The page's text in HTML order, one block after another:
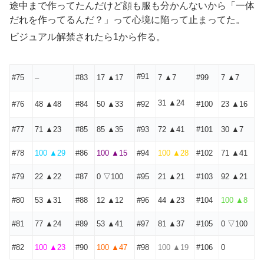
途中まで作ってたんだけど顔も服も分かんないから「一体
だれを作ってるんだ？」って心境に陥って止まってた。
ビジュアル解禁されたら1から作る。
#75 – #83 17 ▲17 #91 7 ▲7 #99 7 ▲7
#76 48 ▲48 #84 50 ▲33 #92 31 ▲24 #100 23 ▲16
#77 71 ▲23 #85 85 ▲35 #93 72 ▲41 #101 30 ▲7
#78 100 ▲29 #86 100 ▲15 #94 100 ▲28 #102 71 ▲41
#79 22 ▲22 #87 0 ▽100 #95 21 ▲21 #103 92 ▲21
#80 53 ▲31 #88 12 ▲12 #96 44 ▲23 #104 100 ▲8
#81 77 ▲24 #89 53 ▲41 #97 81 ▲37 #105 0 ▽100
#82 100 ▲23 #90 100 ▲47 #98 100 ▲19 #106 0